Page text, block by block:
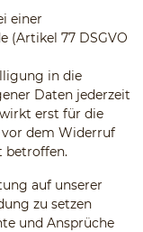
einer
(Artikel 77 DSGVO
in die
Daten jederzeit
erst für die
dem Widerruf
betroffen.
auf unserer
zu setzen
und Ansprüche